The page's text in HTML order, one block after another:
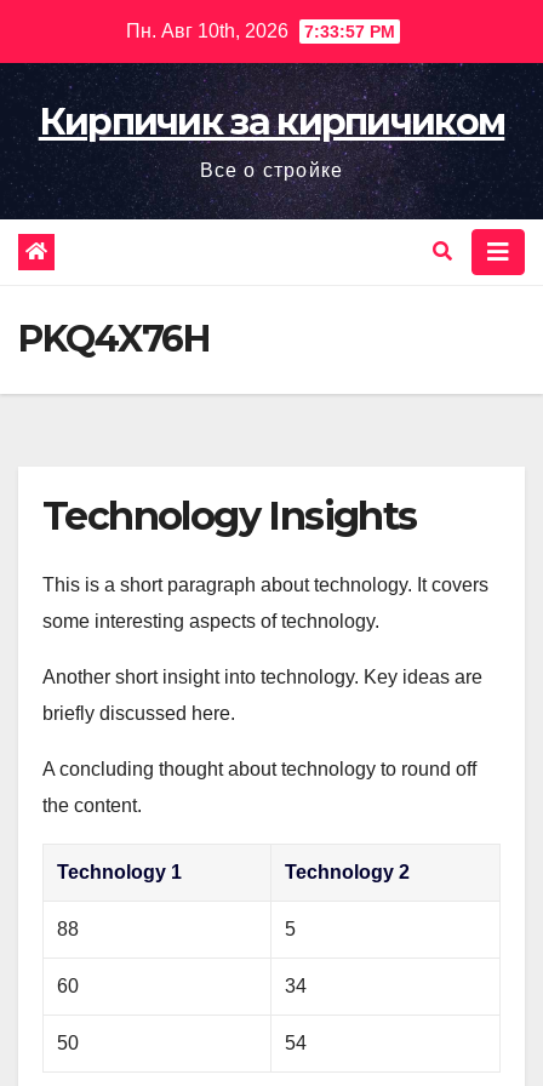
содержимому
Пн. Авг 10th, 2026 7:33:59 PM
Кирпичик за кирпичиком
Все о стройке
PKQ4X76H
Technology Insights
This is a short paragraph about technology. It covers
some interesting aspects of technology.
Another short insight into technology. Key ideas are
briefly discussed here.
A concluding thought about technology to round off
the content.
Technology 1 Technology 2
88 5
60 34
50 54